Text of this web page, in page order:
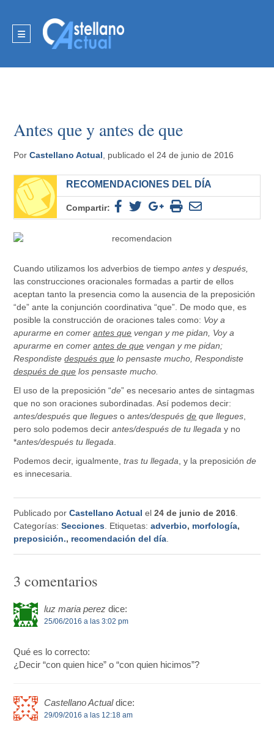
Antes que y antes de que
PorCastellano Actual , publicado el 24 de junio de 2016
RECOMENDACIONES DEL DÍA
Compartir:
Cuando utilizamos los adverbios de tiempoantesydespués,
las construcciones oracionales formadas a partir de ellos
aceptan tanto la presencia como la ausencia de la preposición
“de” ante la conjunción coordinativa “que”. De modo que, es
posible la construcción de oraciones tales como: Voy a
apurarme en comerantes que vengan y me pidan, Voy a
apurarme en comerantes de que vengan y me pidan;
Respondistedespués que lo pensaste mucho, Respondiste
después de que los pensaste mucho.
El uso de la preposición “de” es necesario antes de sintagmas
que no son oraciones subordinadas. Así podemos decir:
antes/después que llegues o antes/despuésde que llegues
pero solo podemos decirantes/después de tu llegada y no
*antes/después tu llegada
Podemos decir, igualmente,tras tu llegada , y la preposiciónde
es innecesaria.
Publicado porCastellano Actual el24 de junio de 2016
Categorías:Secciones . Etiquetas:adverbio, morfología,
preposición., recomendación del día
3 comentarios
luz maria perez dice:
25/06/2016 a las 3:02 pm
Qué es lo correcto:
¿Decir “con quien hice” o “con quien hicimos”?
Castellano Actual dice:
29/09/2016 a las 12:18 am